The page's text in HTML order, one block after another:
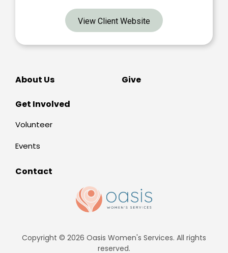
About Us
Get Involved
Volunteer
Events
Contact
Give
View Client Website
Copyright © 2026 Oasis Women's Services. All rights
reserved.